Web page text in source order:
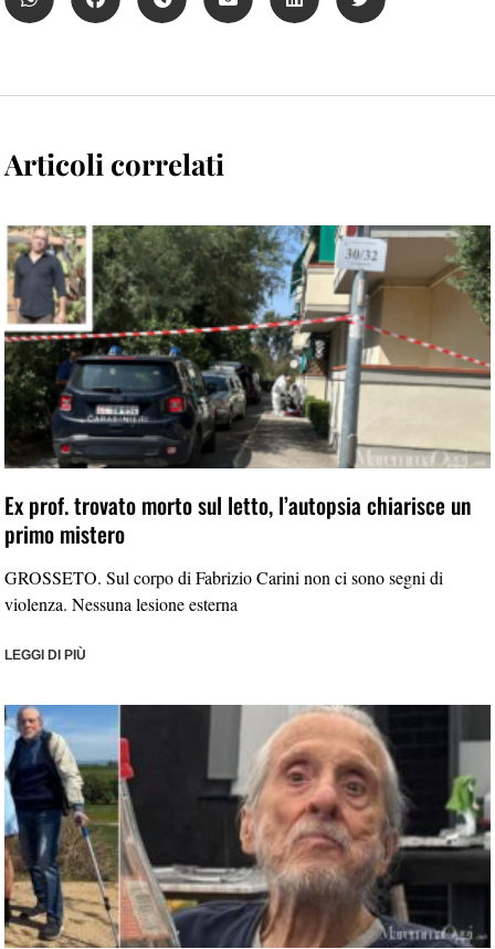
Articoli correlati
Ex prof. trovato morto sul letto, l’autopsia chiarisce un
primo mistero
GROSSETO. Sul corpo di Fabrizio Carini non ci sono segni di
violenza. Nessuna lesione esterna
LEGGI DI PIÙ